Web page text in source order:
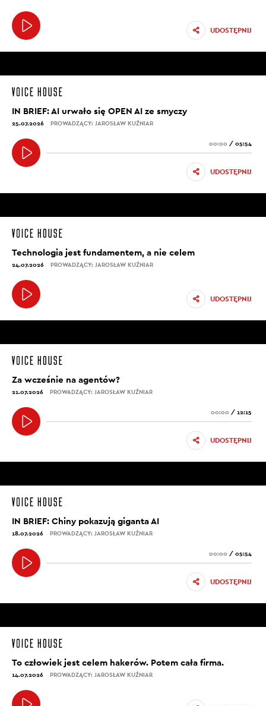
UDOSTĘPNIJ
IN BRIEF: AI urwało się OPEN AI ze smyczy
25.07.2026 PROWADZĄCY: JAROSŁAW KUŹNIAR
00:00 / 05:54
UDOSTĘPNIJ
Technologia jest fundamentem, a nie celem
24.07.2026 PROWADZĄCY: JAROSŁAW KUŹNIAR
UDOSTĘPNIJ
Za wcześnie na agentów?
21.07.2026 PROWADZĄCY: JAROSŁAW KUŹNIAR
00:00 / 12:15
UDOSTĘPNIJ
IN BRIEF: Chiny pokazują giganta AI
18.07.2026 PROWADZĄCY: JAROSŁAW KUŹNIAR
00:00 / 05:54
UDOSTĘPNIJ
To człowiek jest celem hakerów. Potem cała firma.
14.07.2026 PROWADZĄCY: JAROSŁAW KUŹNIAR